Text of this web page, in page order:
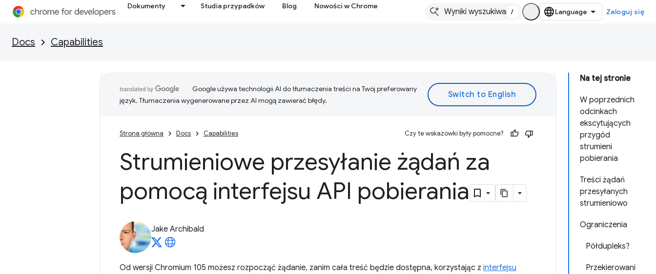
Dokumenty Studia przypadków Blog Nowości w Chrome
/ Zaloguj się
Docs Capabilities
Na tej stronie
W poprzednich
odcinkach
ekscytujących
przygód
strumieni
pobierania
Treści żądań
przesyłanych
strumieniowo
Ograniczenia
Półdupleks?
Przekierowani
Google używa technologii AI do tłumaczenia treści na Twój preferowany
język. Tłumaczenia wygenerowane przez AI mogą zawierać błędy.
Strona główna Docs Capabilities Czy te wskazówki były pomocne?
Strumieniowe przesyłanie żądań za
pomocą interfejsu API pobierania
Jake Archibald
Od wersji Chromium 105 możesz rozpocząć żądanie, zanim cała treść będzie dostępna, korzystając z interfejsu